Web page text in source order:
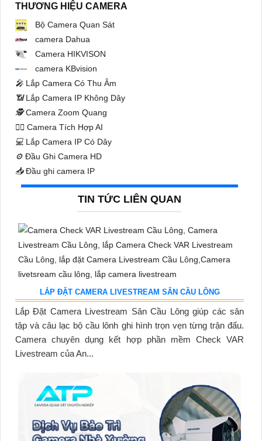
THƯƠNG HIỆU CAMERA
Bộ Camera Quan Sát
camera Dahua
Camera HIKVISON
camera KBvision
️🎤️ Lắp Camera Có Thu Âm
📶Lắp Camera IP Không Dây
🕵️Camera Zoom Quang
🧛‍♀️ Camera Tích Hợp AI
💻 Lắp Camera IP Có Dây
⚙️ Đầu Ghi Camera HD
📥Đầu ghi camera IP
TIN TỨC LIÊN QUAN
LẮP ĐẶT CAMERA LIVESTREAM SÂN CẦU LÔNG
Lắp Đặt Camera Livestream Sân Cầu Lông giúp các sân
tập và câu lạc bộ cầu lônh ghi hình trọn vẹn từng trận đấu.
Camera chuyên dụng kết hợp phần mềm Check VAR
Livestream của An...